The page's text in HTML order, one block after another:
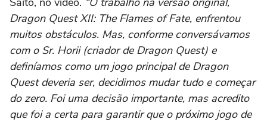
Dragon Quest XII: The Flames of Fate, enfrentou
muitos obstáculos. Mas, conforme conversávamos
com o Sr. Horii (criador de Dragon Quest) e
definíamos como um jogo principal de Dragon
Quest deveria ser, decidimos mudar tudo e começar
do zero. Foi uma decisão importante, mas acredito
que foi a certa para garantir que o próximo jogo de